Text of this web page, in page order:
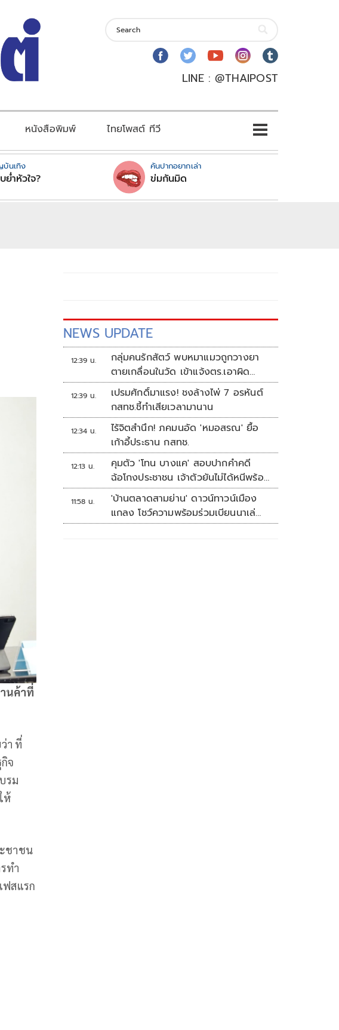
LINE : @THAIPOST
หนังสือพิมพ์ ไทยโพสต์ ทีวี
บันเทิง
ย่ำหัวใจ?
คันปากอยากเล่า
ข่มกันมิด
านค้าที่
า ที่
จ
รม
ห้
ชาชน
ทำ
ฟสแรก
NEWS UPDATE
12:39 น.
กลุ่มคนรักสัตว์ พบหมาแมวถูกวางยา
ตายเกลื่อนในวัด เข้าแจ้งตร.เอาผิด
ทารุณสัตว์
12:39 น.
เปรมศักดิ์มาแรง! ชงล้างไพ่ 7 อรหันต์
กสทช.ชี้ทำเสียเวลามานาน
12:34 น.
ไร้จิตสำนึก! ภคมนอัด 'หมอสรณ' ยื้อ
เก้าอี้ประธาน กสทช.
12:13 น.
คุมตัว 'โทน บางแค' สอบปากคำคดี
ฉ้อโกงประชาชน เจ้าตัวยันไม่ได้หนีพร้อม
สู้คดี
11:58 น.
'บ้านตลาดสามย่าน' ดาวน์ทาวน์เมือง
แกลง โชว์ความพร้อมร่วมเบียนนาเล่
ระยอง